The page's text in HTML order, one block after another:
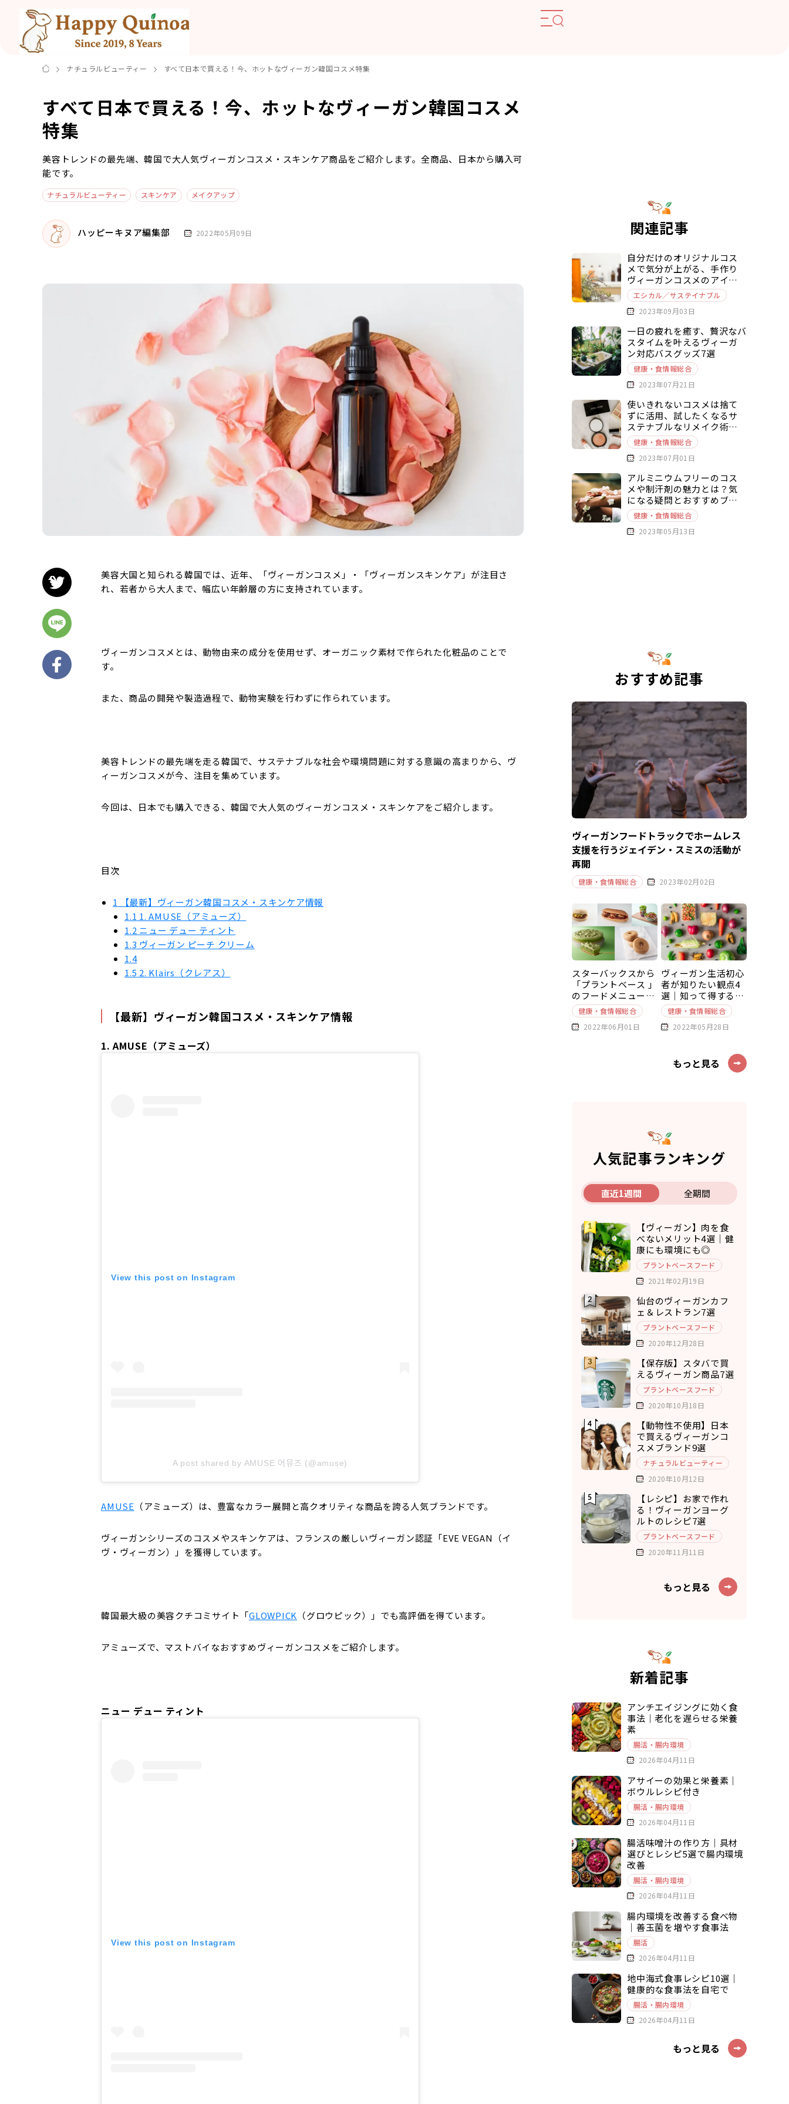
ナチュラルビューティー すべて日本で買える！今、ホットなヴィーガン韓国コスメ特集
すべて日本で買える！今、ホットなヴィーガン韓国コスメ
特集
美容トレンドの最先端、韓国で大人気ヴィーガンコスメ・スキンケア商品をご紹介します。全商品、日本から購入可
能です。
ナチュラルビューティー スキンケア メイクアップ
ハッピーキヌア編集部 2022年05月09日
美容大国と知られる韓国では、近年、「ヴィーガンコスメ」・「ヴィーガンスキンケア」が注目さ
れ、若者から大人まで、幅広い年齢層の方に支持されています。
ヴィーガンコスメとは、動物由来の成分を使用せず、オーガニック素材で作られた化粧品のことで
す。
また、商品の開発や製造過程で、動物実験を行わずに作られています。
美容トレンドの最先端を走る韓国で、サステナブルな社会や環境問題に対する意識の高まりから、ヴ
ィーガンコスメが今、注目を集めています。
今回は、日本でも購入できる、韓国で大人気のヴィーガンコスメ・スキンケアをご紹介します。
目次
1 【最新】ヴィーガン韓国コスメ・スキンケア情報
1.1 1. AMUSE（アミューズ）
1.2 ニュー デュー ティント
1.3 ヴィーガン ピーチ クリーム
1.4
1.5 2. Klairs（クレアス）
【最新】ヴィーガン韓国コスメ・スキンケア情報
1. AMUSE（アミューズ）
View this post on Instagram
A post shared by AMUSE 어뮤즈 (@amuse)
AMUSE （アミューズ）は、豊富なカラー展開と高クオリティな商品を誇る人気ブランドです。
ヴィーガンシリーズのコスメやスキンケアは、フランスの厳しいヴィーガン認証「EVE VEGAN（イ
ヴ・ヴィーガン）」を獲得しています。
韓国最大級の美容クチコミサイト「GLOWPICK （グロウピック）」でも高評価を得ています。
アミューズで、マストバイなおすすめヴィーガンコスメをご紹介します。
ニュー デュー ティント
View this post on Instagram
関連記事
自分だけのオリジナルコス
メで気分が上がる、手作り
ヴィーガンコスメのアイデ
アをご紹介
エシカル／サステイナブル
2023年09月03日
一日の疲れを癒す、贅沢なバ
スタイムを叶えるヴィーガ
ン対応バスグッズ7選
健康・食情報総合
2023年07月21日
使いきれないコスメは捨て
ずに活用、試したくなるサ
ステナブルなリメイク術を
ご紹介
健康・食情報総合
2023年07月01日
アルミニウムフリーのコス
メや制汗剤の魅力とは？気
になる疑問とおすすめブラ
ンドをご紹介
健康・食情報総合
2023年05月13日
おすすめ記事
ヴィーガンフードトラックでホームレス
支援を行うジェイデン・スミスの活動が
再開
健康・食情報総合 2023年02月02日
スターバックスから
「プラントベース 」
のフードメニューが
新発売
健康・食情報総合
2022年06月01日
ヴィーガン生活初心
者が知りたい観点4
選｜知って得する豆
知識～基本編～
健康・食情報総合
2022年05月28日
もっと見る
人気記事ランキング
直近1週間 全期間
【ヴィーガン】肉を食
べないメリット4選｜健
康にも環境にも◎
プラントベースフード
2021年02月19日
仙台のヴィーガンカフ
ェ＆レストラン7選
プラントベースフード
2020年12月28日
【保存版】スタバで買
えるヴィーガン商品7選
プラントベースフード
2020年10月18日
【動物性不使用】日本
で買えるヴィーガンコ
スメブランド9選
ナチュラルビューティー
2020年10月12日
【レシピ】お家で作れ
る！ヴィーガンヨーグ
ルトのレシピ7選
プラントベースフード
2020年11月11日
もっと見る
新着記事
アンチエイジングに効く食
事法｜老化を遅らせる栄養
素
腸活・腸内環境
2026年04月11日
アサイーの効果と栄養素｜
ボウルレシピ付き
腸活・腸内環境
2026年04月11日
腸活味噌汁の作り方｜具材
選びとレシピ5選で腸内環境
改善
腸活・腸内環境
2026年04月11日
腸内環境を改善する食べ物
｜善玉菌を増やす食事法
腸活
2026年04月11日
地中海式食事レシピ10選｜
健康的な食事法を自宅で
腸活・腸内環境
2026年04月11日
もっと見る